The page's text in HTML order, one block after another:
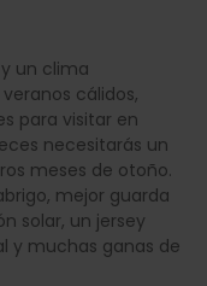
y un clima
cálidos,
para visitar en
necesitarás un
meses de otoño.
mejor guarda
solar, un jersey
y muchas ganas de